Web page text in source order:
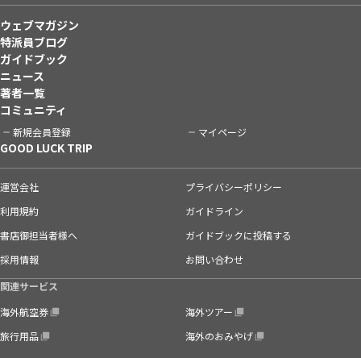
ウェブマガジン
特派員ブログ
ガイドブック
ニュース
著者一覧
コミュニティ
新規会員登録 マイページ
GOOD LUCK TRIP
運営会社
プライバシーポリシー
利用規約
ガイドライン
書店御担当者様へ
ガイドブックに投稿する
採用情報
お問い合わせ
関連サービス
海外航空券
海外ツアー
旅行用品
海外のおみやげ